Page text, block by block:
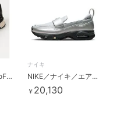
UGG／アグ／RetroFi Low Ballet Sneaker／レトロファイローバレエスニーカー
ナイキ
NIKE／ナイキ／エア マックス フェノメナ／IV4690
￥ 20,130